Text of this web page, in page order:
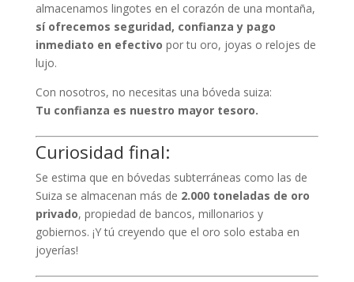
almacenamos lingotes en el corazón de una montaña,
sí ofrecemos seguridad, confianza y pago
inmediato en efectivo por tu oro, joyas o relojes de
lujo.
Con nosotros, no necesitas una bóveda suiza:
Tu confianza es nuestro mayor tesoro.
Curiosidad final:
Se estima que en bóvedas subterráneas como las de
Suiza se almacenan más de 2.000 toneladas de oro
privado, propiedad de bancos, millonarios y
gobiernos. ¡Y tú creyendo que el oro solo estaba en
joyerías!